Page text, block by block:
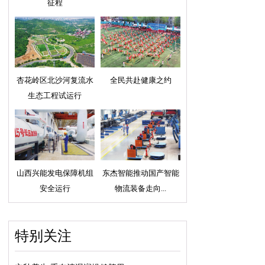
征程
杏花岭区北沙河复流水
生态工程试运行
全民共赴健康之约
山西兴能发电保障机组
安全运行
东杰智能推动国产智能
物流装备走向...
特别关注